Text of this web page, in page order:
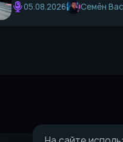
05.08.2026 Семён